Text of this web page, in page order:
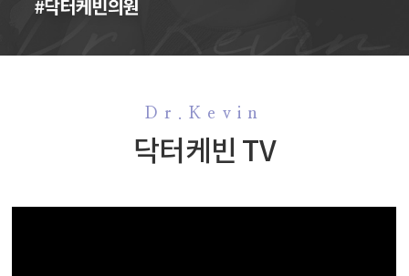
Dr.Kevin
닥터케빈 TV